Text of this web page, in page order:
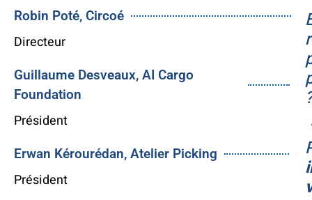
Robin Poté, Circoé
Directeur
Guillaume Desveaux, AI Cargo
Foundation
Président
Erwan Kérourédan, Atelier Picking
Président